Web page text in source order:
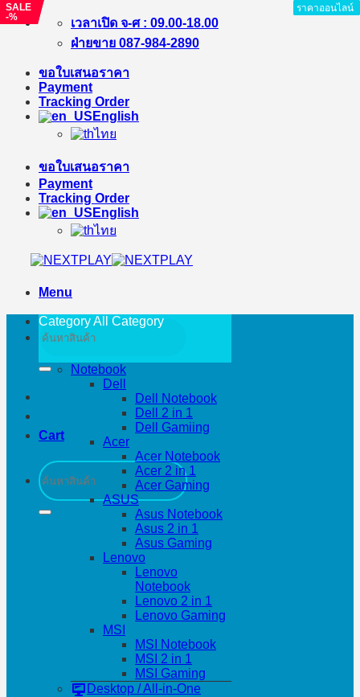
Skip
เวลาเปิด จ-ศ : 09.00-18.00
ฝ่ายขาย 087-984-2890
ขอใบเสนอราคา
Payment
Tracking Order
English
ไทย
ขอใบเสนอราคา
Payment
Tracking Order
English
ไทย
Menu
Search
for:
Cart
Search
for:
Category All Category
Notebook
Dell
Dell Notebook
Dell 2 in 1
Dell Gamiing
Acer
Acer Notebook
Acer 2 in 1
Acer Gaming
ASUS
Asus Notebook
Asus 2 in 1
Asus Gaming
Lenovo
Lenovo
Notebook
Lenovo 2 in 1
Lenovo Gaming
MSI
MSI Notebook
MSI 2 in 1
MSI Gaming
Desktop / All-in-One
ราคาออนไลน์
ราคาออนไลน์
ราคาออนไลน์
SALE
-%
ราคาออนไลน์
SALE
-%
ราคาออนไลน์
ราคาออนไลน์